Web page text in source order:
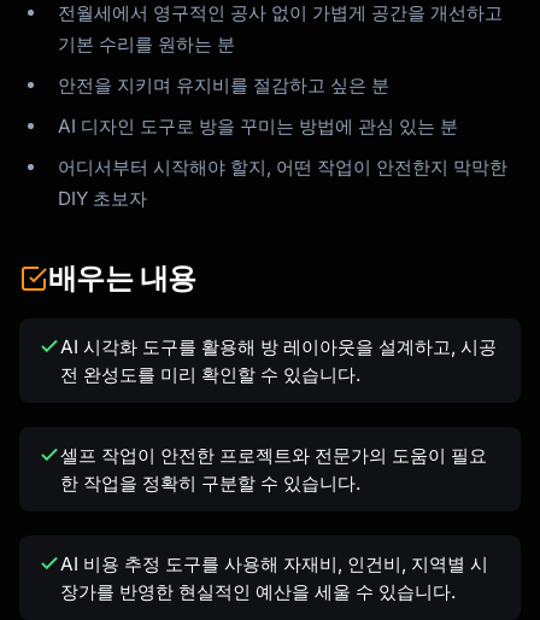
전월세에서 영구적인 공사 없이 가볍게 공간을 개선하고
기본 수리를 원하는 분
안전을 지키며 유지비를 절감하고 싶은 분
AI 디자인 도구로 방을 꾸미는 방법에 관심 있는 분
어디서부터 시작해야 할지, 어떤 작업이 안전한지 막막한
DIY 초보자
배우는 내용
AI 시각화 도구를 활용해 방 레이아웃을 설계하고, 시공
전 완성도를 미리 확인할 수 있습니다.
셀프 작업이 안전한 프로젝트와 전문가의 도움이 필요
한 작업을 정확히 구분할 수 있습니다.
AI 비용 추정 도구를 사용해 자재비, 인건비, 지역별 시
장가를 반영한 현실적인 예산을 세울 수 있습니다.